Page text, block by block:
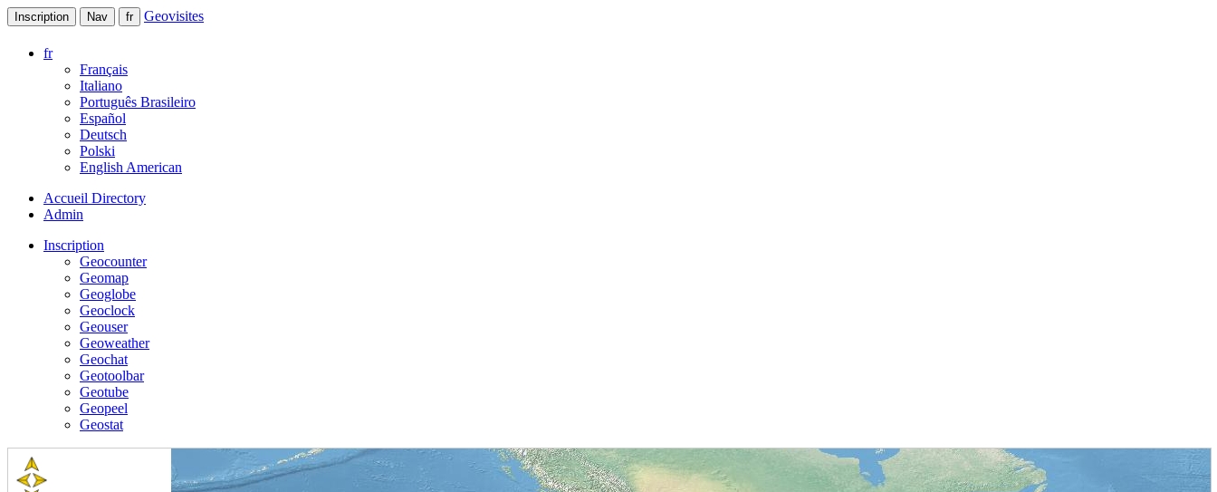
Inscription Nav fr Geovisites
fr
Français
Italiano
Português Brasileiro
Español
Deutsch
Polski
English American
Accueil Directory
Admin
Inscription
Geocounter
Geomap
Geoglobe
Geoclock
Geouser
Geoweather
Geochat
Geotoolbar
Geotube
Geopeel
Geostat